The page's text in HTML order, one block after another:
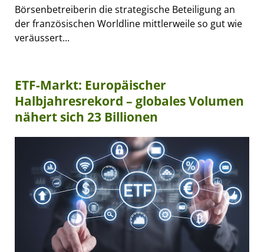
Börsenbetreiberin die strategische Beteiligung an
der französischen Worldline mittlerweile so gut wie
veräussert...
ETF-Markt: Europäischer
Halbjahresrekord – globales Volumen
nähert sich 23 Billionen